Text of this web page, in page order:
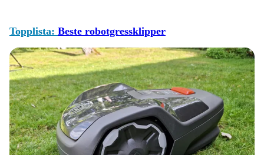
Topplista: Beste robotgressklipper